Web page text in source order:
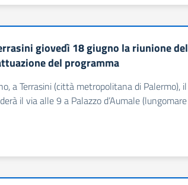
giovedì 18 giugno la riunione
del programma
a Terrasini (città metropolitana di Palermo),
il via alle 9 a Palazzo d’Aumale